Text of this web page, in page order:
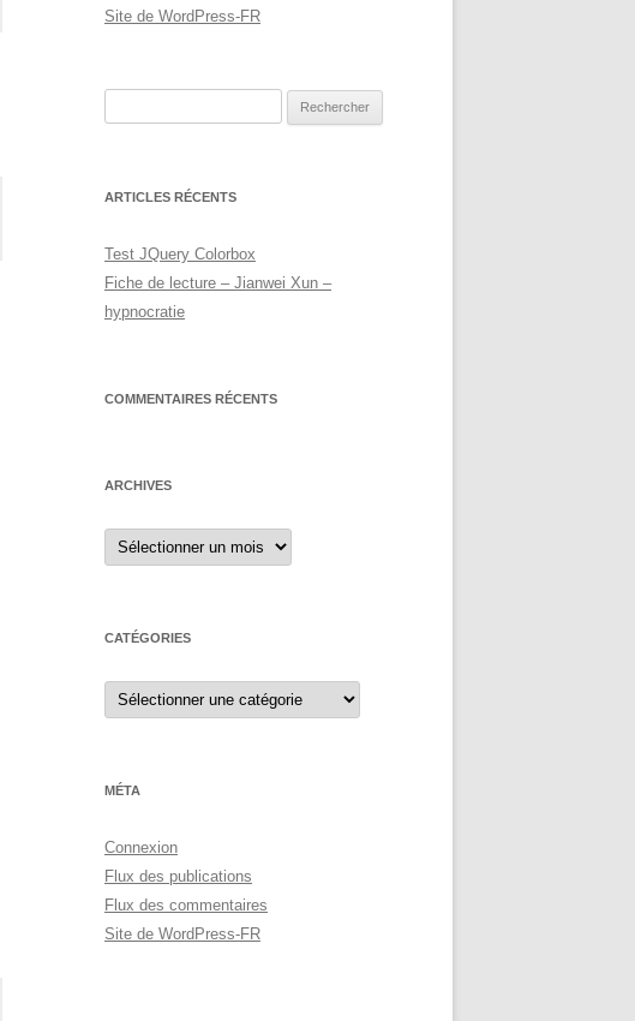
Site de WordPress-FR
ARTICLES RÉCENTS
Test JQuery Colorbox
Fiche de lecture – Jianwei Xun –
hypnocratie
COMMENTAIRES RÉCENTS
ARCHIVES
Archives
CATÉGORIES
Catégories
MÉTA
Connexion
Flux des publications
Flux des commentaires
Site de WordPress-FR